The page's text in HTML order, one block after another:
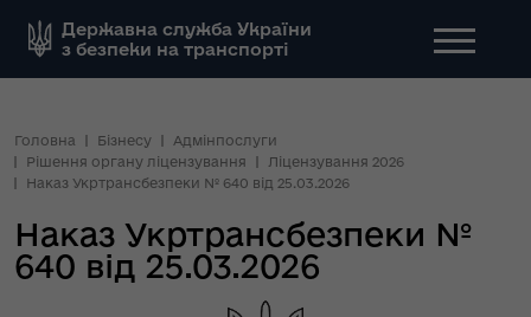
Державна служба України
з безпеки на транспорті
Головна Бізнесу
Адмінпослуги
Рішення органу ліцензування
Ліцензування 2026
Наказ Укртрансбезпеки № 640 від 25.03.2026
Наказ Укртрансбезпеки №
640 від 25.03.2026